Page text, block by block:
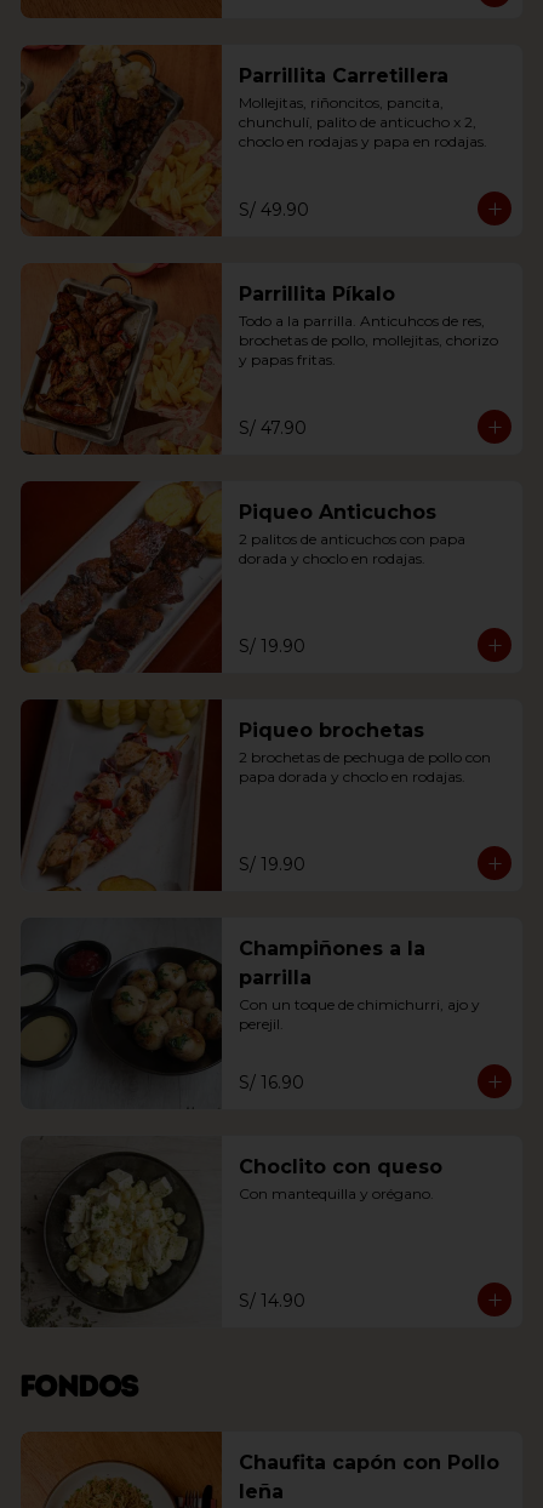
Parrillita Carretillera
Mollejitas, riñoncitos, pancita,
chunchulí, palito de anticucho x 2,
choclo en rodajas y papa en rodajas.
S/ 49.90
Parrillita Píkalo
Todo a la parrilla. Anticuhcos de res,
brochetas de pollo, mollejitas, chorizo
y papas fritas.
S/ 47.90
Piqueo Anticuchos
2 palitos de anticuchos con papa
dorada y choclo en rodajas.
S/ 19.90
Piqueo brochetas
2 brochetas de pechuga de pollo con
papa dorada y choclo en rodajas.
S/ 19.90
Champiñones a la
parrilla
Con un toque de chimichurri, ajo y
perejil.
S/ 16.90
Choclito con queso
Con mantequilla y orégano.
S/ 14.90
Fondos
Chaufita capón con Pollo
leña